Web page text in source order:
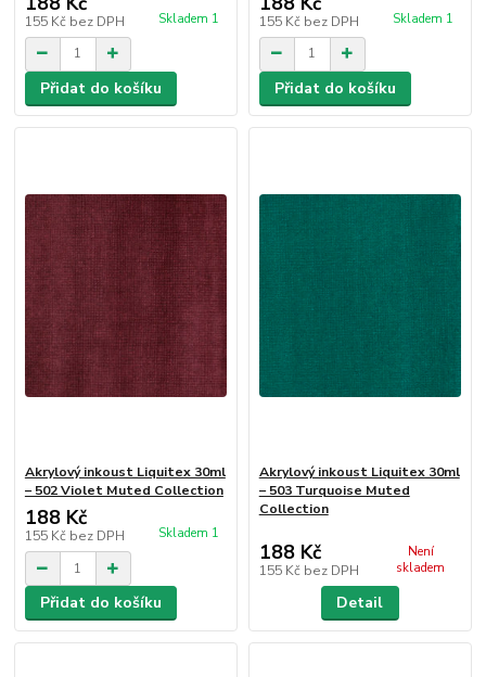
155 Kč bez DPH Skladem 1
Přidat do košíku
155 Kč bez DPH Skladem 1
Přidat do košíku
Akrylový inkoust Liquitex 30ml
– 502 Violet Muted Collection
188 Kč
155 Kč bez DPH Skladem 1
Přidat do košíku
Akrylový inkoust Liquitex 30ml
– 503 Turquoise Muted
Collection
188 Kč
155 Kč bez DPH
Není
skladem
Detail